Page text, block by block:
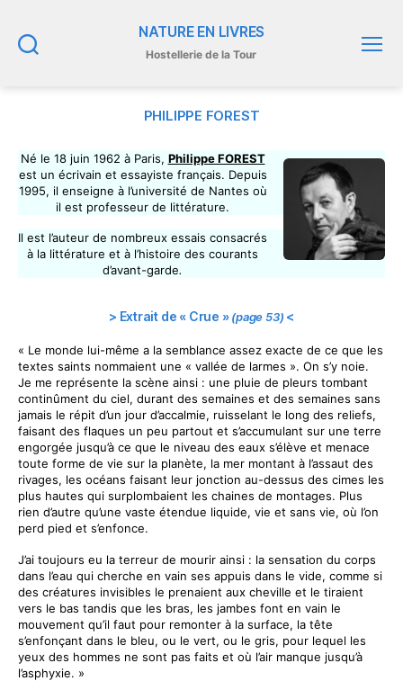
NATURE EN LIVRES
Hostellerie de la Tour
PHILIPPE FOREST
Né le 18 juin 1962 à Paris, Philippe FOREST
est un écrivain et essayiste français. Depuis
1995, il enseigne à l’université de Nantes où
il est professeur de littérature.
Il est l’auteur de nombreux essais consacrés
à la littérature et à l’histoire des courants
d’avant-garde.
> Extrait de « Crue »(page 53) <
« Le monde lui-même a la semblance assez exacte de ce que les
textes saints nommaient une « vallée de larmes ». On s’y noie.
Je me représente la scène ainsi : une pluie de pleurs tombant
continûment du ciel, durant des semaines et des semaines sans
jamais le répit d’un jour d’accalmie, ruisselant le long des reliefs,
faisant des flaques un peu partout et s’accumulant sur une terre
engorgée jusqu’à ce que le niveau des eaux s’élève et menace
toute forme de vie sur la planète, la mer montant à l’assaut des
rivages, les océans faisant leur jonction au-dessus des cimes les
plus hautes qui surplombaient les chaines de montages. Plus
rien d’autre qu’une vaste étendue liquide, vie et sans vie, où l’on
perd pied et s’enfonce.
J’ai toujours eu la terreur de mourir ainsi : la sensation du corps
dans l’eau qui cherche en vain ses appuis dans le vide, comme si
des créatures invisibles le prenaient aux cheville et le tiraient
vers le bas tandis que les bras, les jambes font en vain le
mouvement qu’il faut pour remonter à la surface, la tête
s’enfonçant dans le bleu, ou le vert, ou le gris, pour lequel les
yeux des hommes ne sont pas faits et où l’air manque jusqu’à
l’asphyxie. »